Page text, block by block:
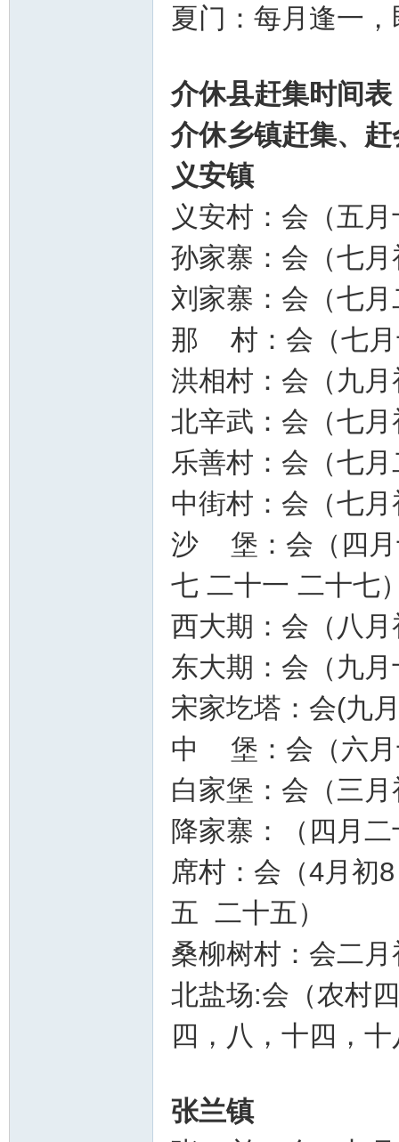
夏门：每月逢一
介休县赶集时间表
介休乡镇赶集、
义安镇
义安村：会（五
孙家寨：会（七
刘家寨：会（七
那 村：会（七月
洪相村：会（九
北辛武：会（七
乐善村：会（七
中街村：会（七
沙 堡：会（四月
七 二十一 二十七
西大期：会（八
东大期：会（九
宋家圪塔：会(九
中 堡：会（六月
白家堡：会（三
降家寨：（四月
席村：会（4月
五 二十五）
桑柳树村：会二
北盐场:会（农村
四，八，十四，
张兰镇